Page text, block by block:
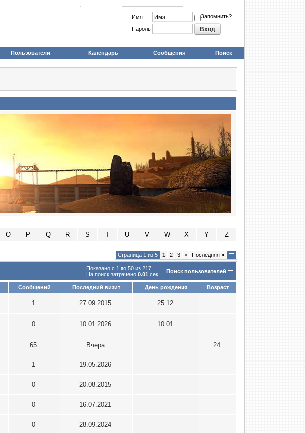
Имя Запомнить?
Пароль
Пользователи Календарь Сообщения Поиск
O P Q R S T U V W X Y Z
Страница 1 из 5 1 2 3 > Последняя »
Показано с 1 по 50 из 217.
На поиск затрачено 0.01 сек. Поиск пользователей
Сообщений Последний визит День рождения Возраст
1 27.09.2015 25.12
0 10.01.2026 10.01
65 Вчера 24
1 19.05.2026
0 20.08.2015
0 16.07.2021
0 28.09.2024